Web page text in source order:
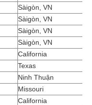
Sàigòn, VN
Sàigòn, VN
Sàigòn, VN
Sàigòn, VN
California
Texas
Ninh Thuận
Missouri
California